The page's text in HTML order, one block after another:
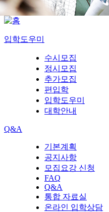
입학도우미
수시모집
정시모집
추가모집
편입학
입학도우미
대학안내
Q&A
기본계획
공지사항
모집요강 신청
FAQ
Q&A
통합 자료실
온라인 입학상담